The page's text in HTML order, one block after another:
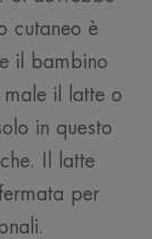
cutaneo è
il bambino
il latte o
in questo
Il latte
per